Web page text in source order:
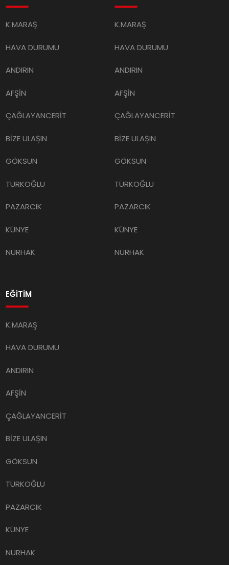
K.MARAŞ
HAVA DURUMU
ANDIRIN
AFŞİN
ÇAĞLAYANCERİT
BİZE ULAŞIN
GÖKSUN
TÜRKOĞLU
PAZARCIK
KÜNYE
NURHAK
K.MARAŞ
HAVA DURUMU
ANDIRIN
AFŞİN
ÇAĞLAYANCERİT
BİZE ULAŞIN
GÖKSUN
TÜRKOĞLU
PAZARCIK
KÜNYE
NURHAK
EĞİTİM
K.MARAŞ
HAVA DURUMU
ANDIRIN
AFŞİN
ÇAĞLAYANCERİT
BİZE ULAŞIN
GÖKSUN
TÜRKOĞLU
PAZARCIK
KÜNYE
NURHAK